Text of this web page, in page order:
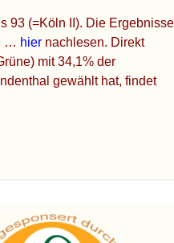
93 (=Köln II). Die Ergebnisse
… hier nachlesen. Direkt
mit 34,1% der
gewählt hat, findet